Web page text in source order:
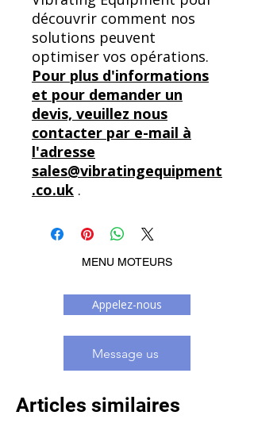
découvrir comment nos
solutions peuvent
optimiser vos opérations.
Pour plus d'informations
et pour demander un
devis, veuillez nous
contacter par e-mail à
l'adresse
sales@vibratingequipment
.co.uk .
MENU MOTEURS
Appelez-nous
Message us
Articles similaires